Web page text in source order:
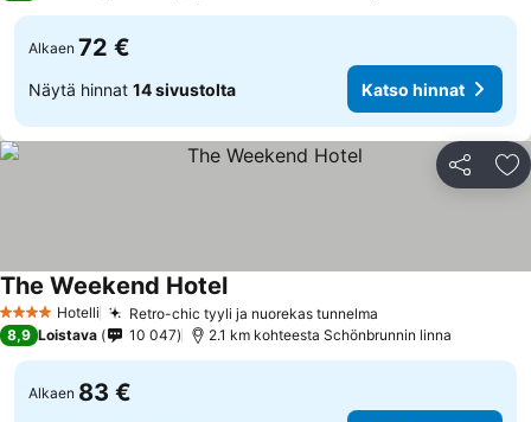
Alkaen 72 €
Näytä hinnat 14 sivustolta Katso hinnat
Jaa
4 Tähtiluokitus
Hotelli Retro-chic tyyli ja nuorekas tunnelma
The Weekend Hotel
8,9 Loistava 10 047 2.1 km kohteesta Schönbrunnin linna
Alkaen 83 €